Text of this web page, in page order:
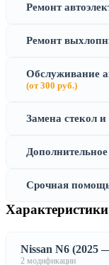
Ремонт
Ремонт
Обслуживание
(от 300 руб.)
Замена стекол
Срочная
Nissan N6 (2025
2 модификации